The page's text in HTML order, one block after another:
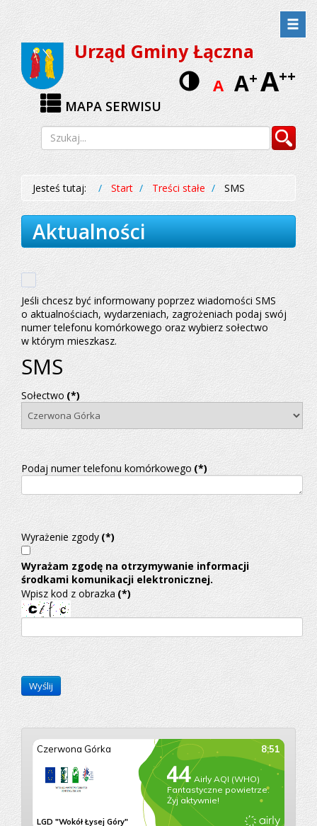
Przejdź
do
menu
Przejdź
do
treści
Urząd Gminy Łączna
A A+A++
Wersja
MAPA SERWISU
Wyszukiwarka Szukaj
Jesteś tutaj: Start Treści stałe SMS
Aktualności
Jeśli chcesz być informowany poprzez wiadomości SMS
o aktualnościach, wydarzeniach, zagrożeniach podaj swój
numer telefonu komórkowego oraz wybierz sołectwo
w którym mieszkasz.
SMS
Sołectwo (*)
Podaj numer telefonu komórkowego (*)
Wyrażenie zgody (*)
Wyrażam zgodę na otrzymywanie informacji
środkami komunikacji elektronicznej.
Wpisz kod z obrazka (*)
Wyślij